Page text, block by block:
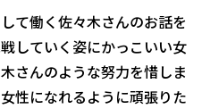
て働く佐々木さんのお話を
していく姿にかっこいい女
さんのような努力を惜しま
性になれるように頑張りた